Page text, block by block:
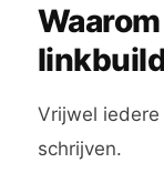
Vrijwel
schrijven.